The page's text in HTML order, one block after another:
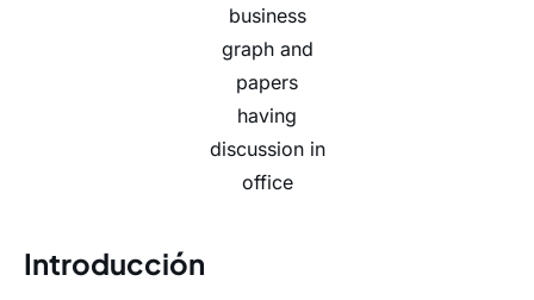
business
graph and
papers
having
discussion in
office
Introducción